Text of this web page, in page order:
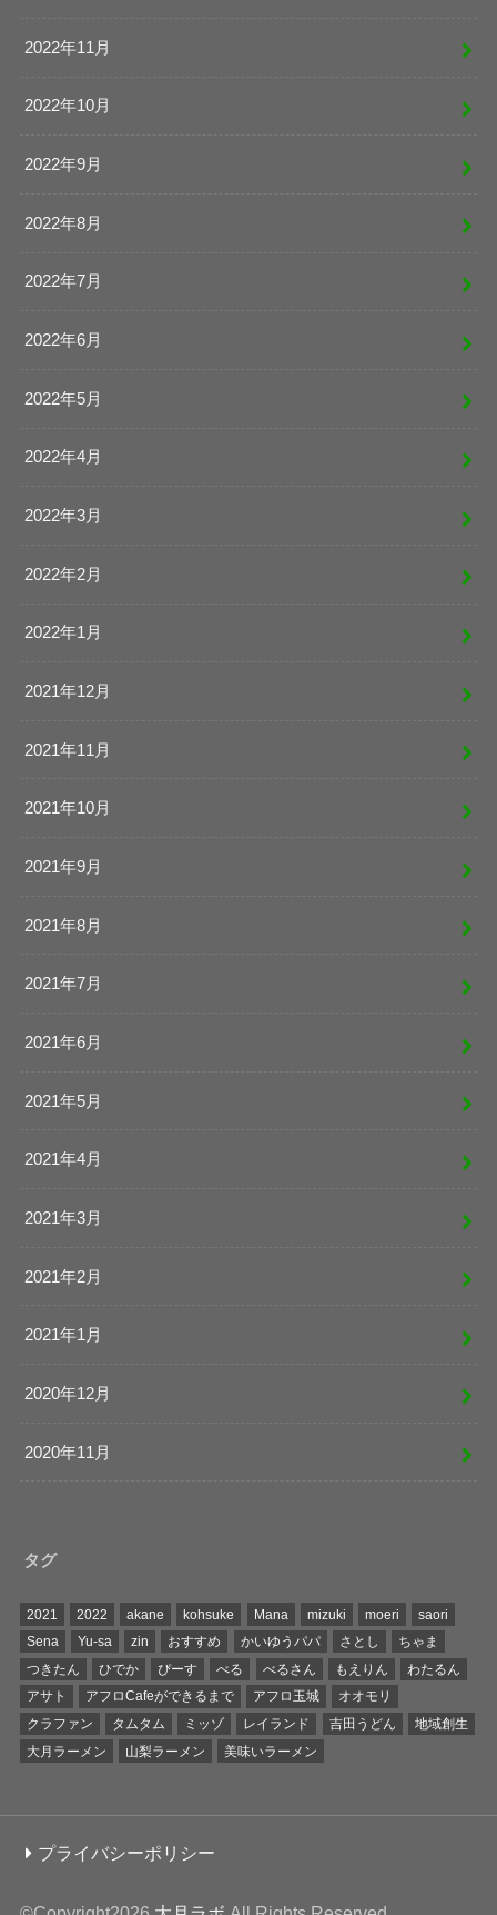
2022年11月
2022年10月
2022年9月
2022年8月
2022年7月
2022年6月
2022年5月
2022年4月
2022年3月
2022年2月
2022年1月
2021年12月
2021年11月
2021年10月
2021年9月
2021年8月
2021年7月
2021年6月
2021年5月
2021年4月
2021年3月
2021年2月
2021年1月
2020年12月
2020年11月
タグ
2021 2022 akane kohsuke Mana mizuki moeri
saori
Sena
Yu-sa zin おすすめ かいゆうパパ さとし
ちゃま
つきたん
ひでか ぴーす べる べるさん もえりん
わたるん
アサト
アフロCafeができるまで アフロ玉城
オオモリ
クラファン
タムタム ミッゾ レイランド 吉田うどん
地域創生
大月ラーメン
山梨ラーメン 美味いラーメン
プライバシーポリシー